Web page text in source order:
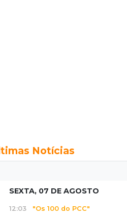
Notícias
SEXTA, 07 DE AGOSTO
12:03 "Os 100 do PCC"